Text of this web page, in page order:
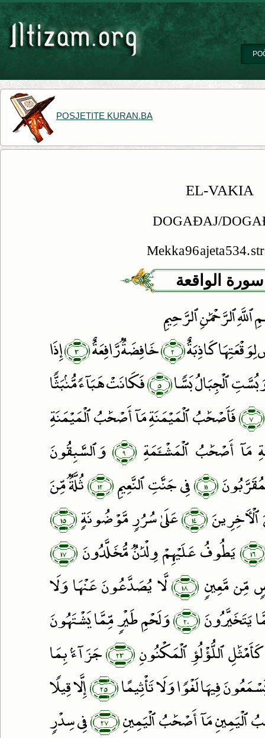
POSJETITE KURAN.BA
EL-VAKIA
DOGAĐAJ/
Mekka 96 ajeta 534.
سورة الواقعة
ٱللَّهِ ٱلرَّحْمَٰنِ ٱ لرَّحِيمِ
كَاذِبَةٌ﴿٢﴾ خَافِضَةٌۭ رَّافِعَةٌ﴿٣﴾ إِذَا
ٱلْجِبَالُ بَسًّۭا﴿٥﴾ فَكَانَتْ هَبَآءًۭ مُّنۢبَثًّۭا
﴿٧﴾ فَأَصْحَٰبُ ٱلْمَيْمَنَةِ مَآ أَصْحَٰبُ ٱلْمَيْمَنَةِ
مَآ أَصْحَٰبُ ٱلْمَشْـَٔمَةِ ﴿٩﴾
وَٱلسَّٰبِقُونَ
﴿١١﴾ فِى جَنَّٰتِ ٱلنَّعِيمِ﴿١٢﴾
ثُلَّةٌۭ مِّنَ
﴿١٤﴾ عَلَىٰ سُرُرٍۢ مَّوْضُونَةٍۢ﴿١٥﴾
يَطُوفُ عَلَيْهِمْ وِلْدَٰنٌۭ مُّخَلَّدُونَ﴿١٧﴾
مِّن مَّعِينٍۢ﴿١٨﴾
لَّا يُصَدَّعُونَ عَنْهَا وَلَا
يَتَخَيَّرُونَ﴿٢٠﴾
وَلَحْمِ طَيْرٍۢ مِّمَّا يَشْتَهُونَ
كَأَمْثَٰلِ ٱللُّؤْلُؤِ ٱلْمَكْنُونِ﴿٢٣﴾
جَزَآءًۢ بِمَا
فِيهَا لَغْوًۭا وَلَا تَأْثِيمًا﴿٢٥﴾
إِلَّا قِيلًۭا
مَآ أَصْحَٰبُ ٱلْيَمِينِ﴿٢٧﴾
فِى سِدْرٍۢ